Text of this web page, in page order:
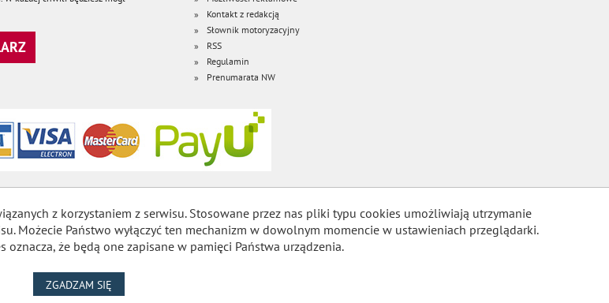
Kontakt z redakcją
Słownik motoryzacyjny
RSS
Regulamin
Prenumarata NW
z korzystaniem z serwisu. Stosowane przez nas pliki typu cookies umożliwiają utrzymanie
Możecie Państwo wyłączyć ten mechanizm w dowolnym momencie w ustawieniach przeglądarki.
że będą one zapisane w pamięci Państwa urządzenia.
ZGADZAM SIĘ